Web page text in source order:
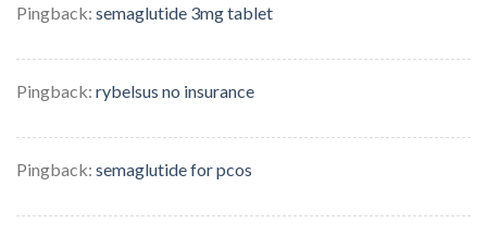
Pingback: semaglutide 3mg tablet
Pingback: rybelsus no insurance
Pingback: semaglutide for pcos